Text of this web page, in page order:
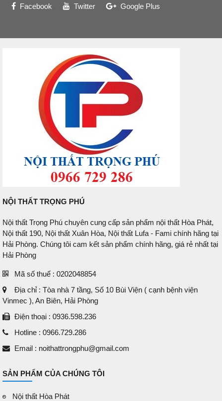
Facebook Twitter Google Plus
NỘI THẤT TRỌNG PHÚ
Nội thất Trọng Phú chuyên cung cấp sản phẩm nội thất Hòa Phát,
Nội thất 190, Nội thất Xuân Hòa, Nội thất Lufa - Fami chính hãng tại
Hải Phòng. Chúng tôi cam kết sản phẩm chính hãng, giá rẻ nhất tại
Hải Phòng
Mã số thuế : 0202048854
Địa chỉ : Tòa nhà 7 tầng, Số 10 Bùi Viện ( cạnh bệnh viện
Vinmec ), An Biên, Hải Phòng
Điện thoại : 0936.598.236
Hotline : 0966.729.286
Email : noithattrongphu@gmail.com
SẢN PHẨM CỦA CHÚNG TÔI
Nội thất Hòa Phát